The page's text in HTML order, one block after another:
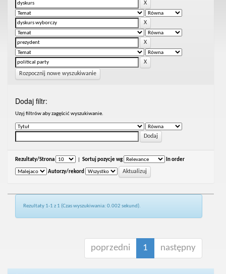
Rozpocznij nowe wyszukiwanie
Dodaj filtr:
Uzyj filtrów aby zagęścić wyszukiwanie.
Rezultaty/Strona Sortuj pozycje wg In order
Autorzy/rekord
Rezultaty 1-1 z 1 (Czas wyszukiwania: 0.002 sekund).
poprzedni 1 następny